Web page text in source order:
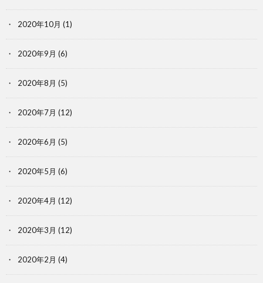
2020年10月 (1)
2020年9月 (6)
2020年8月 (5)
2020年7月 (12)
2020年6月 (5)
2020年5月 (6)
2020年4月 (12)
2020年3月 (12)
2020年2月 (4)